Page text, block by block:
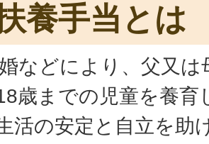
養手当とは
などにより、父又
歳までの児童を養育
活の安定と自立を助